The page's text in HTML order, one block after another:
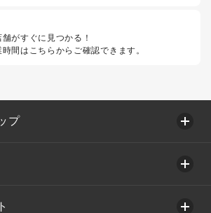
がすぐに見つかる！
間はこちらからご確認できます。
プ